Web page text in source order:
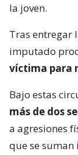
la joven.
Tras entregar
imputado
víctima para
Bajo estas
más de dos
a agresiones
que se